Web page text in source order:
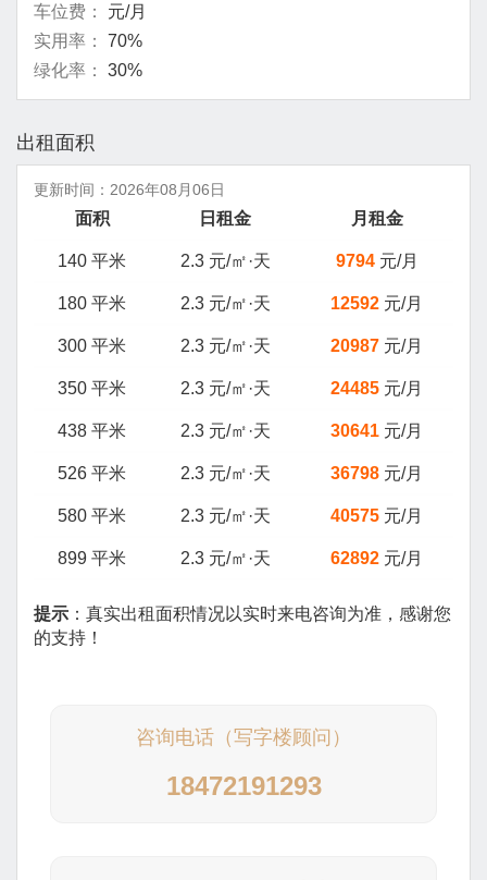
车位费：
元/月
实用率：
70%
绿化率：
30%
出租面积
更新时间： 2026年08月06日
面积 日租金 月租金
140 平米 2.3 元/㎡·天 9794 元/月
180 平米 2.3 元/㎡·天 12592 元/月
300 平米 2.3 元/㎡·天 20987 元/月
350 平米 2.3 元/㎡·天 24485 元/月
438 平米 2.3 元/㎡·天 30641 元/月
526 平米 2.3 元/㎡·天 36798 元/月
580 平米 2.3 元/㎡·天 40575 元/月
899 平米 2.3 元/㎡·天 62892 元/月
提示 ：真实出租面积情况以实时来电咨询为准，感谢您
的支持！
咨询电话（写字楼顾问）
18472191293